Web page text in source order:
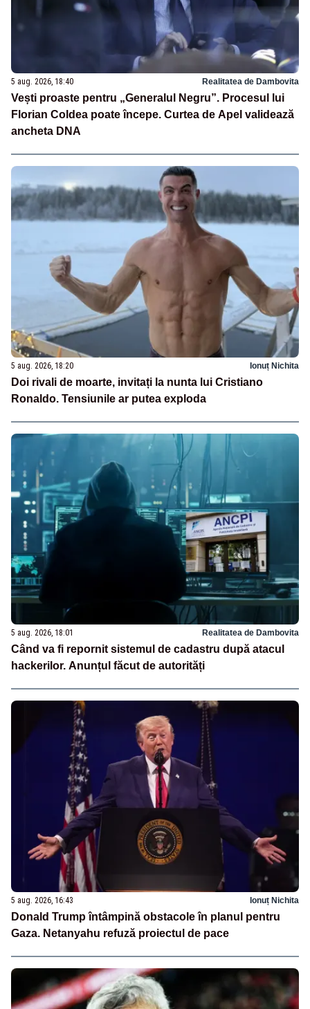
5 aug. 2026, 18:40 Realitatea de Dambovita
Vești proaste pentru „Generalul Negru”. Procesul lui
Florian Coldea poate începe. Curtea de Apel validează
ancheta DNA
5 aug. 2026, 18:20 Ionuț Nichita
Doi rivali de moarte, invitați la nunta lui Cristiano
Ronaldo. Tensiunile ar putea exploda
5 aug. 2026, 18:01 Realitatea de Dambovita
Când va fi repornit sistemul de cadastru după atacul
hackerilor. Anunțul făcut de autorități
5 aug. 2026, 16:43 Ionuț Nichita
Donald Trump întâmpină obstacole în planul pentru
Gaza. Netanyahu refuză proiectul de pace